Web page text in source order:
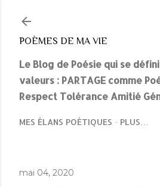
POÈMES DE MA VIE
Le Blog de Poésie qui se
valeurs : PARTAGE comme
Respect Tolérance Amitié
MES ÉLANS POÉTIQUES PLUS…
mai 04, 2020